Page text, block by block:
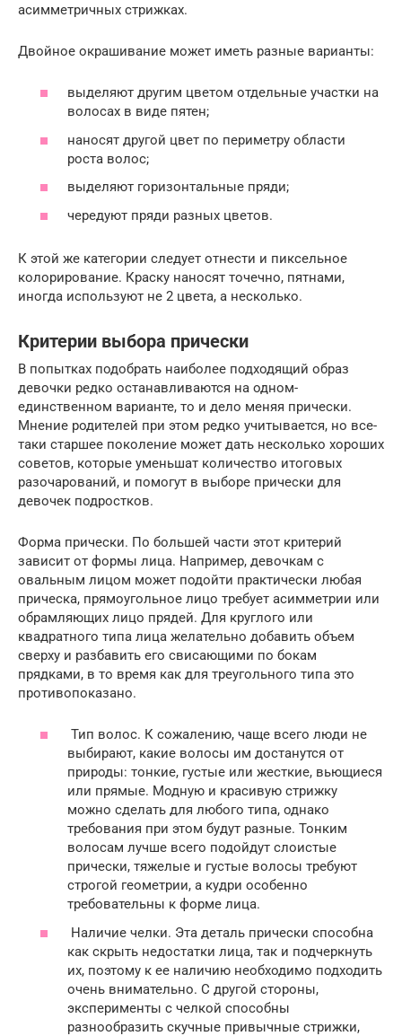
асимметричных стрижках.
Двойное окрашивание может иметь разные варианты:
выделяют другим цветом отдельные участки на
волосах в виде пятен;
наносят другой цвет по периметру области
роста волос;
выделяют горизонтальные пряди;
чередуют пряди разных цветов.
К этой же категории следует отнести и пиксельное
колорирование. Краску наносят точечно, пятнами,
иногда используют не 2 цвета, а несколько.
Критерии выбора прически
В попытках подобрать наиболее подходящий образ
девочки редко останавливаются на одном-
единственном варианте, то и дело меняя прически.
Мнение родителей при этом редко учитывается, но все-
таки старшее поколение может дать несколько хороших
советов, которые уменьшат количество итоговых
разочарований, и помогут в выборе прически для
девочек подростков.
Форма прически. По большей части этот критерий
зависит от формы лица. Например, девочкам с
овальным лицом может подойти практически любая
прическа, прямоугольное лицо требует асимметрии или
обрамляющих лицо прядей. Для круглого или
квадратного типа лица желательно добавить объем
сверху и разбавить его свисающими по бокам
прядками, в то время как для треугольного типа это
противопоказано.
Тип волос. К сожалению, чаще всего люди не
выбирают, какие волосы им достанутся от
природы: тонкие, густые или жесткие, вьющиеся
или прямые. Модную и красивую стрижку
можно сделать для любого типа, однако
требования при этом будут разные. Тонким
волосам лучше всего подойдут слоистые
прически, тяжелые и густые волосы требуют
строгой геометрии, а кудри особенно
требовательны к форме лица.
Наличие челки. Эта деталь прически способна
как скрыть недостатки лица, так и подчеркнуть
их, поэтому к ее наличию необходимо подходить
очень внимательно. С другой стороны,
эксперименты с челкой способны
разнообразить скучные привычные стрижки,